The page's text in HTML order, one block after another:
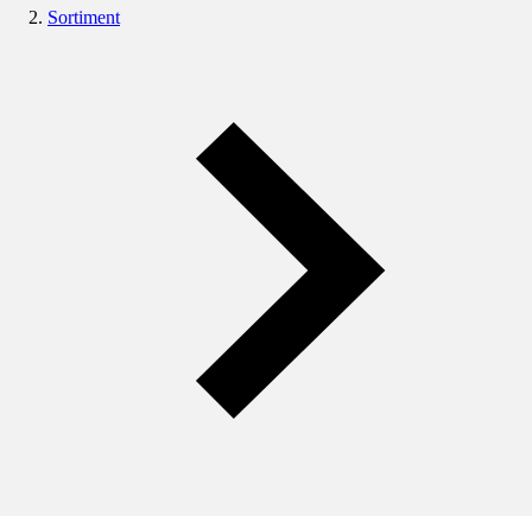
Sortiment